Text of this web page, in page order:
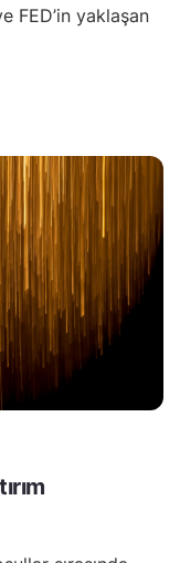
FED’in yaklaşan